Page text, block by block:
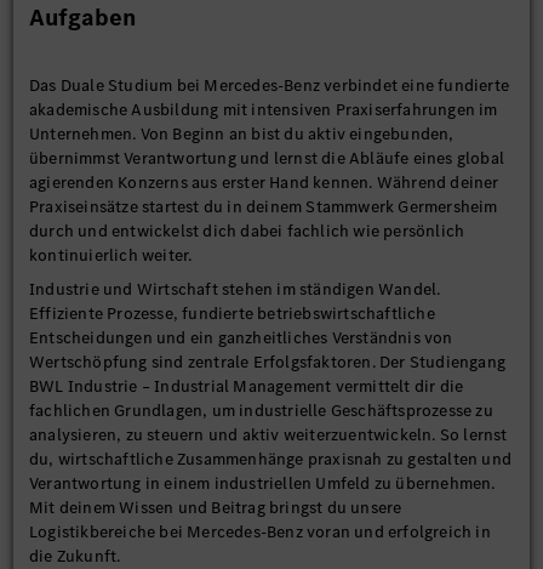
Aufgaben
Das Duale Studium bei Mercedes-Benz verbindet eine fundierte
akademische Ausbildung mit intensiven Praxiserfahrungen im
Unternehmen. Von Beginn an bist du aktiv eingebunden,
übernimmst Verantwortung und lernst die Abläufe eines global
agierenden Konzerns aus erster Hand kennen. Während deiner
Praxiseinsätze startest du in deinem Stammwerk Germersheim
durch und entwickelst dich dabei fachlich wie persönlich
kontinuierlich weiter.
Industrie und Wirtschaft stehen im ständigen Wandel.
Effiziente Prozesse, fundierte betriebswirtschaftliche
Entscheidungen und ein ganzheitliches Verständnis von
Wertschöpfung sind zentrale Erfolgsfaktoren. Der Studiengang
BWL Industrie – Industrial Management vermittelt dir die
fachlichen Grundlagen, um industrielle Geschäftsprozesse zu
analysieren, zu steuern und aktiv weiterzuentwickeln. So lernst
du, wirtschaftliche Zusammenhänge praxisnah zu gestalten und
Verantwortung in einem industriellen Umfeld zu übernehmen.
Mit deinem Wissen und Beitrag bringst du unsere
Logistikbereiche bei Mercedes-Benz voran und erfolgreich in
die Zukunft.